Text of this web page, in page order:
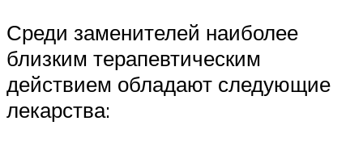
Среди заменителей наиболее
близким терапевтическим
действием обладают следующие
лекарства: